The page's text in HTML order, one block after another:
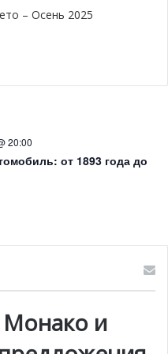
– Осень 2025
20:00
от 1893 года до
Монако и